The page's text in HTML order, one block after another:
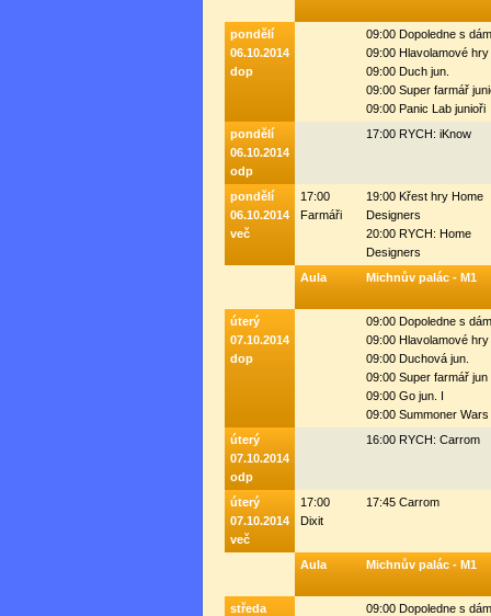
pondělí
06.10.2014
dop
09:00 Dopoledne s
09:00 Hlavolamové hry
09:00 Duch jun.
09:00 Super farmář
09:00 Panic Lab junioři
pondělí
06.10.2014
odp
17:00 RYCH: iKnow
pondělí
06.10.2014
več
17:00
Farmáři
19:00 Křest hry Home
Designers
20:00 RYCH: Home
Designers
Aula
Michnův palác - M1
úterý
07.10.2014
dop
09:00 Dopoledne s
09:00 Hlavolamové hry
09:00 Duchová jun.
09:00 Super farmář jun
09:00 Go jun. I
09:00 Summoner Wars
úterý
07.10.2014
odp
16:00 RYCH: Carrom
úterý
07.10.2014
več
17:00
Dixit
17:45 Carrom
Aula Michnův palác - M1
středa
09:00 Dopoledne s